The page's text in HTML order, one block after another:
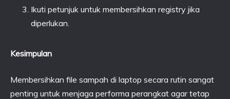
Ikuti petunjuk untuk membersihkan registry jika
diperlukan.
Kesimpulan
Membersihkan file sampah di laptop secara rutin sangat
penting untuk menjaga performa perangkat agar tetap